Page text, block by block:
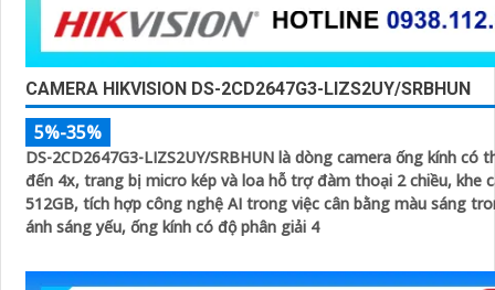
CAMERA HIKVISION DS-2CD2647G3-LIZS2UY/SRBHUN
5%-35%
DS-2CD2647G3-LIZS2UY/SRBHUN là dòng camera ống kính có
đến 4x, trang bị micro kép và loa hỗ trợ đàm thoại 2 chiều, khe
512GB, tích hợp công nghệ AI trong việc cân bằng màu sáng
ánh sáng yếu, ống kính có độ phân giải 4